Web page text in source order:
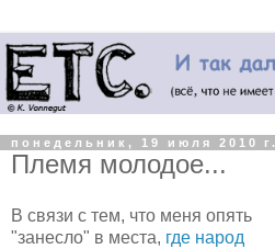
понедельник, 19 июля 2010 г.
Племя молодое...
В связи с тем, что меня опять
"занесло" в места, где народ